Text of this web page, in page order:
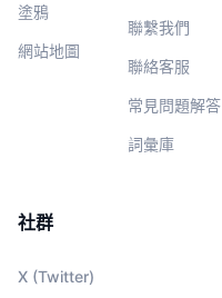
塗鴉
網站地圖
聯繫我們
聯絡客服
常見問題解答
詞彙庫
社群
X (Twitter)